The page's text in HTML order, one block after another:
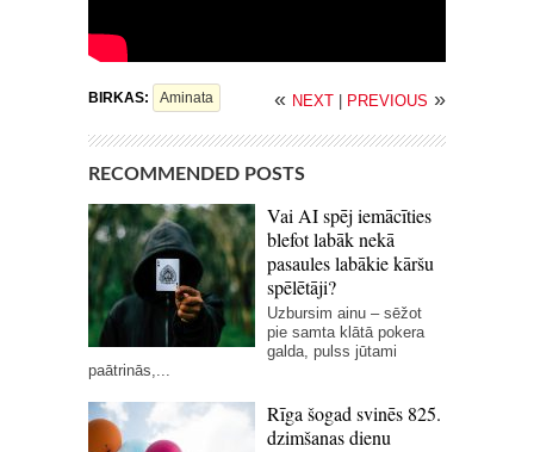
BIRKAS: Aminata « NEXT | PREVIOUS »
RECOMMENDED POSTS
Vai AI spēj iemācīties
blefot labāk nekā
pasaules labākie kāršu
spēlētāji?
Uzbursim ainu – sēžot
pie samta klātā pokera
galda, pulss jūtami
paātrinās,...
Rīga šogad svinēs 825.
dzimšanas dienu